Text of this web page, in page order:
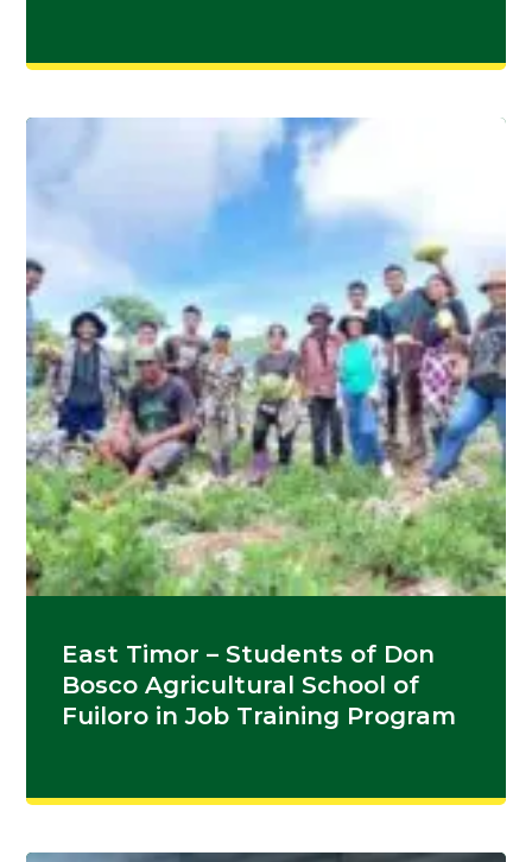
East Timor – Students of Don
Bosco Agricultural School of
Fuiloro in Job Training Program